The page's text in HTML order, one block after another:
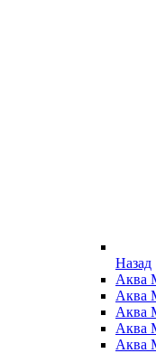
Назад
Аква
Аква
Аква
Аква
Аква